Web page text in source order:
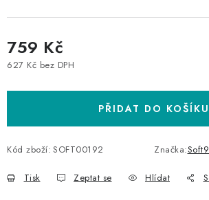
759 Kč
627 Kč bez DPH
PŘIDAT DO KOŠÍKU
Kód zboží: SOFT00192 Značka:
Tisk Zeptat se Hlídat